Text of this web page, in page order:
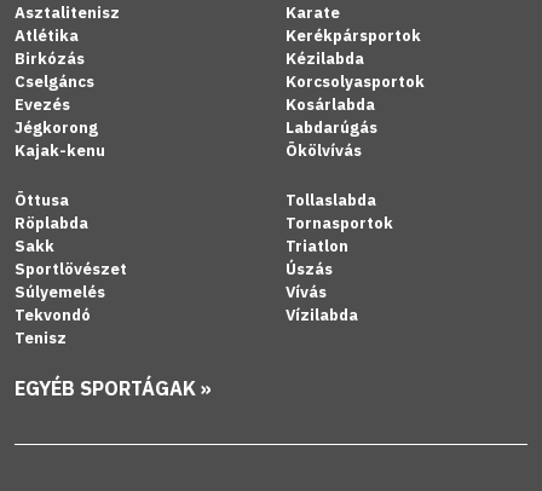
Asztalitenisz
Atlétika
Birkózás
Cselgáncs
Evezés
Jégkorong
Kajak-kenu
Karate
Kerékpársportok
Kézilabda
Korcsolyasportok
Kosárlabda
Labdarúgás
Ökölvívás
Öttusa
Röplabda
Sakk
Sportlövészet
Súlyemelés
Tekvondó
Tenisz
Tollaslabda
Tornasportok
Triatlon
Úszás
Vívás
Vízilabda
EGYÉB SPORTÁGAK »